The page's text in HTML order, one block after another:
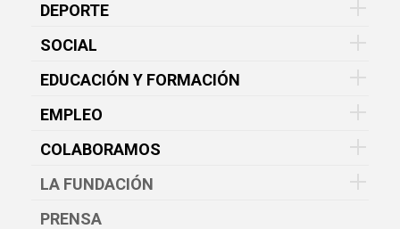
DEPORTE
SOCIAL
EDUCACIÓN Y FORMACIÓN
EMPLEO
COLABORAMOS
LA FUNDACIÓN
PRENSA